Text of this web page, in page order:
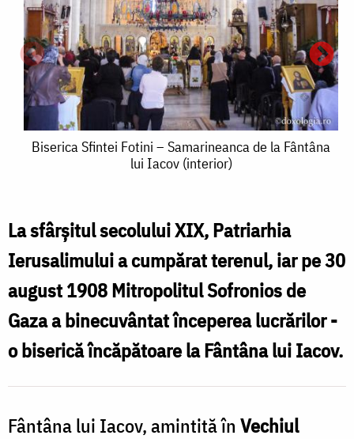
Biserica
–
Samarineanca
de
Fântâna
Iacov
(interior)
Biserica Sfintei Fotini – Samarineanca de la Fântâna
lui Iacov (interior)
La sfârşitul secolului XIX, Patriarhia
Ierusalimului a cumpărat terenul, iar pe 30
august 1908 Mitropolitul Sofronios de
Gaza a binecuvântat începerea lucrărilor -
o biserică încăpătoare la Fântâna lui Iacov.
Fântâna lui Iacov, amintită în Vechiul